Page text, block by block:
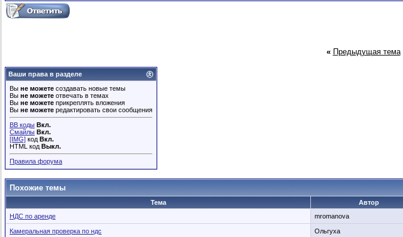
« Предыдущая тема|
Ваши права в разделе
Вы не можете создавать новые темы
Вы не можете отвечать в темах
Вы не можете прикреплять вложения
Вы не можете редактировать свои сообщения
BB коды Вкл.
Смайлы Вкл.
[IMG] код Вкл.
HTML код Выкл.
Правила форума
Похожие темы
Тема Автор
НДС по аренде
mromanova
Камеральная проверка по ндс Ольгуха